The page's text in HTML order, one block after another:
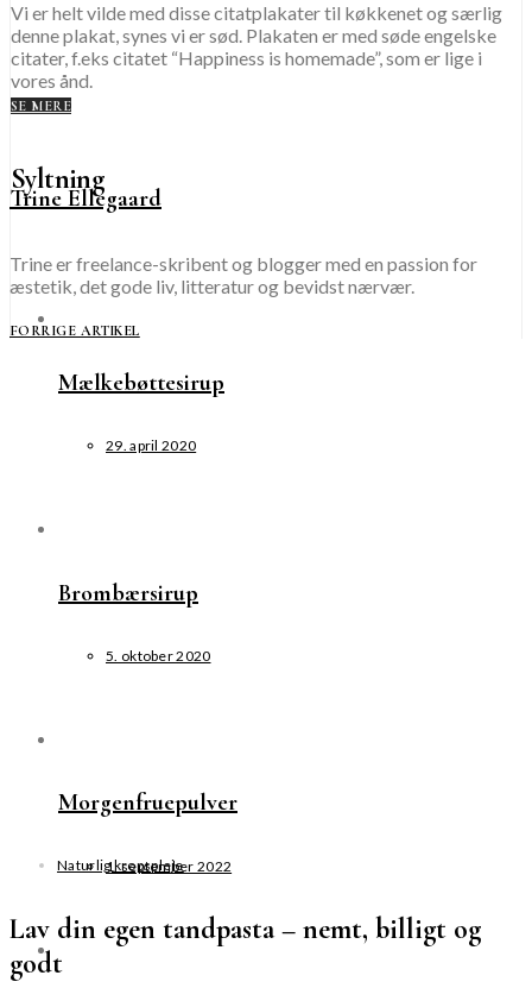
Vi er helt vilde med disse citatplakater til køkkenet og særlig
denne plakat, synes vi er sød. Plakaten er med søde engelske
citater, f.eks citatet “Happiness is homemade”, som er lige i
vores ånd.
SE MERE
Syltning
Mælkebøttesirup
29. april 2020
Brombærsirup
5. oktober 2020
Morgenfruepulver
1. september 2022
Trine Ellegaard
Trine er freelance-skribent og blogger med en passion for
æstetik, det gode liv, litteratur og bevidst nærvær.
FORRIGE ARTIKEL
Naturlig kropspleje
Lav din egen tandpasta – nemt, billigt og
godt